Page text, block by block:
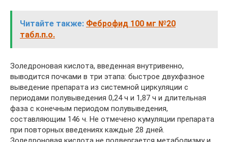
Читайте также: Феброфид 100 мг №20
табл.п.о.
Золедроновая кислота, введенная внутривенно,
выводится почками в три этапа: быстрое двухфазное
выведение препарата из системной циркуляции с
периодами полувыведения 0,24 ч и 1,87 ч и длительная
фаза с конечным периодом полувыведения,
составляющим 146 ч. Не отмечено кумуляции препарата
при повторных введениях каждые 28 дней.